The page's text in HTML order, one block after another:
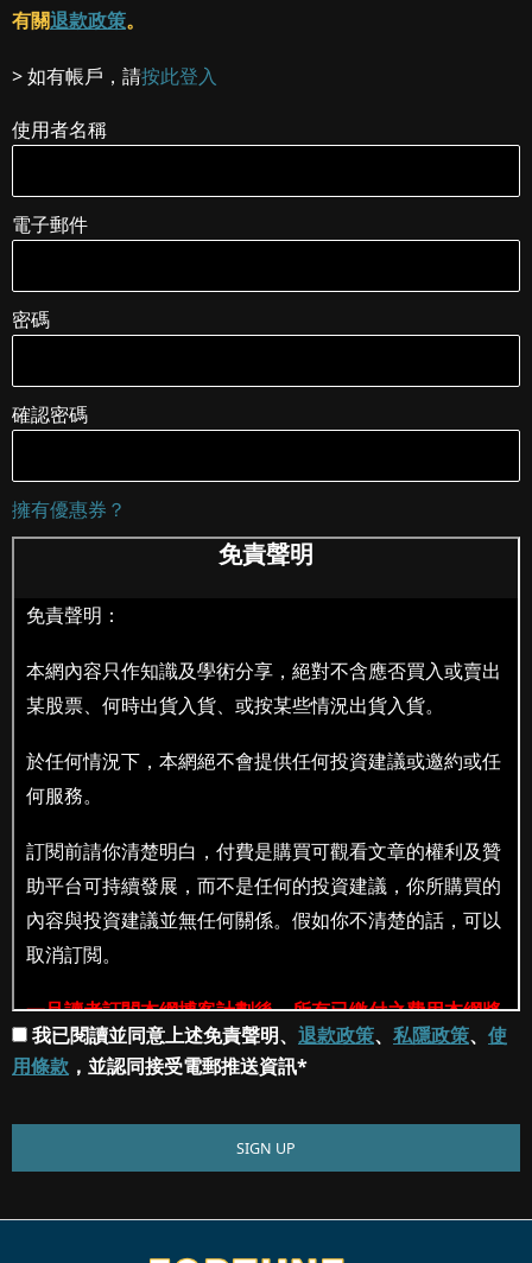
有關退款政策。
> 如有帳戶，請按此登入
使用者名稱
電子郵件
密碼
確認密碼
擁有優惠券？
我已閱讀並同意上述免責聲明、 退款政策、 私隱政策、 使
用條款 ，並認同接受電郵推送資訊*